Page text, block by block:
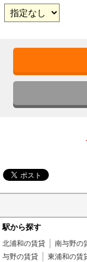
駅から探す
北浦和の賃貸 南与野の
与野の賃貸
東浦和の賃